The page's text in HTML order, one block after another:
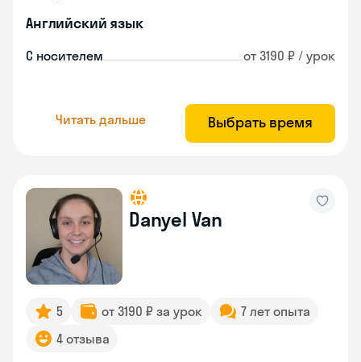
Английский язык
С носителем от 3190 ₽ / урок
Читать дальше Выбрать время
Danyel Van
5 от 3190 ₽ за урок
7 лет опыта
4 отзыва